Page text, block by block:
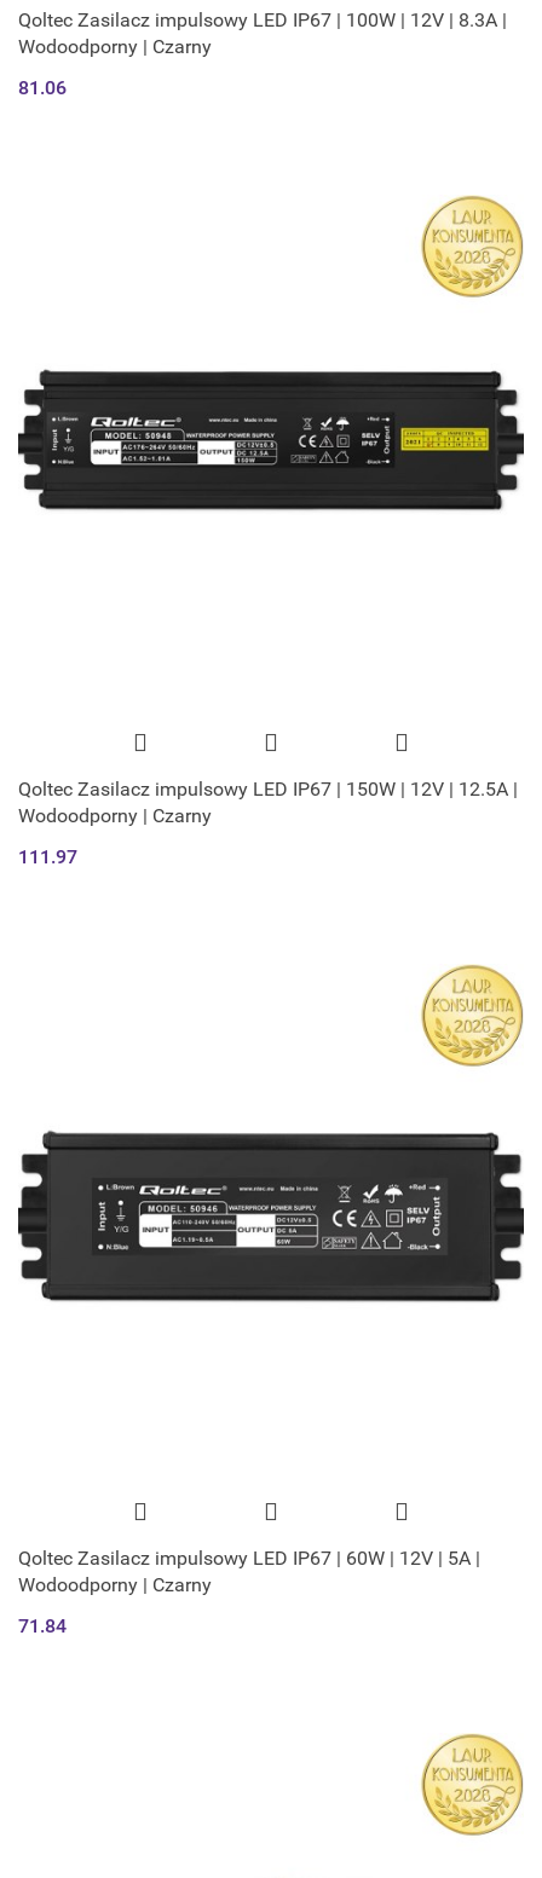
Qoltec Zasilacz impulsowy LED IP67 | 100W | 12V | 8.3A |
Wodoodporny | Czarny
81.06
Qoltec Zasilacz impulsowy LED IP67 | 150W | 12V | 12.5A |
Wodoodporny | Czarny
111.97
Qoltec Zasilacz impulsowy LED IP67 | 60W | 12V | 5A |
Wodoodporny | Czarny
71.84